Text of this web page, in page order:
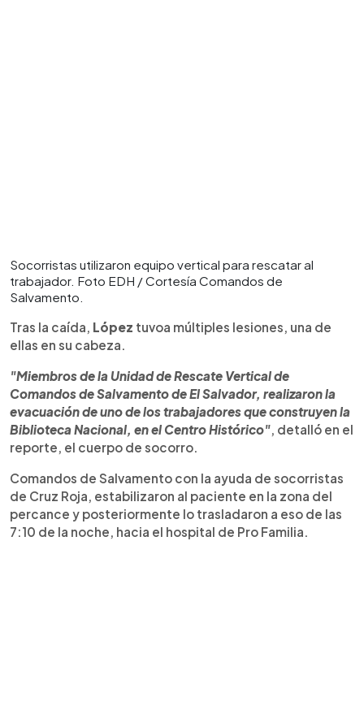
Socorristas utilizaron equipo vertical para rescatar al
trabajador. Foto EDH / Cortesía Comandos de
Salvamento.
Tras la caída, López tuvoa múltiples lesiones, una de
ellas en su cabeza.
"Miembros de la Unidad de Rescate Vertical de
Comandos de Salvamento de El Salvador, realizaron la
evacuación de uno de los trabajadores que construyen la
Biblioteca Nacional, en el Centro Histórico", detalló en el
reporte, el cuerpo de socorro.
Comandos de Salvamento con la ayuda de socorristas
de Cruz Roja, estabilizaron al paciente en la zona del
percance y posteriormente lo trasladaron a eso de las
7:10 de la noche, hacia el hospital de Pro Familia.